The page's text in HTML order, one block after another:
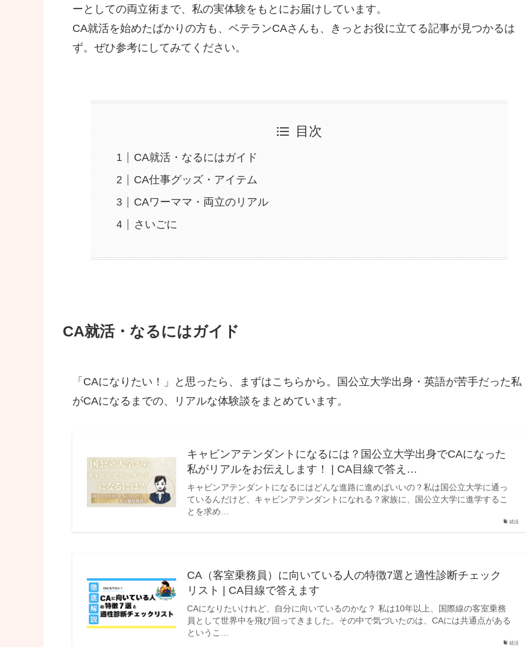
ーとしての両立術まで、私の実体験をもとにお届けしています。
CA就活を始めたばかりの方も、ベテランCAさんも、きっとお役に立てる記事が見つかるは
ず。ぜひ参考にしてみてください。
目次
CA就活・なるにはガイド
CA仕事グッズ・アイテム
CAワーママ・両立のリアル
さいごに
CA就活・なるにはガイド
「CAになりたい！」と思ったら、まずはこちらから。国公立大学出身・英語が苦手だった私
がCAになるまでの、リアルな体験談をまとめています。
就活
キャビンアテンダントになるには？国公立大学出身でCAになった
私がリアルをお伝えします！ | CA目線で答え…
キャビンアテンダントになるにはどんな進路に進めばいいの？私は国公立大学に通っ
ているんだけど、キャビンアテンダントになれる？家族に、国公立大学に進学するこ
とを求め…
就活
CA（客室乗務員）に向いている人の特徴7選と適性診断チェック
リスト | CA目線で答えます
CAになりたいけれど、自分に向いているのかな？ 私は10年以上、国際線の客室乗務
員として世界中を飛び回ってきました。その中で気づいたのは、CAには共通点がある
というこ…